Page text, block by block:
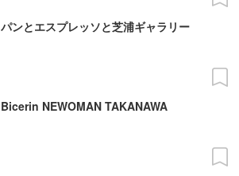
パンとエスプレッソと芝浦ギャラリー
Bicerin NEWOMAN TAKANAWA